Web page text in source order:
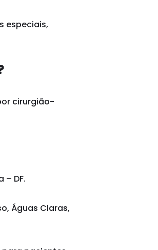
especiais,
cirurgião-
– DF.
Águas Claras,